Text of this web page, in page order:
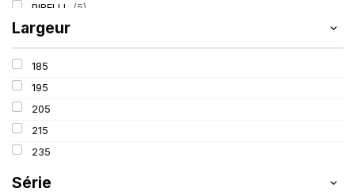
PIRELLI
(5)
TIGAR (2)
Largeur
185
195
205
215
235
Série